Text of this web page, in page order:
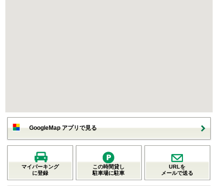
GoogleMap アプリで見る
マイパーキング
に登録
この時間貸し
駐車場に駐車
URLを
メールで送る